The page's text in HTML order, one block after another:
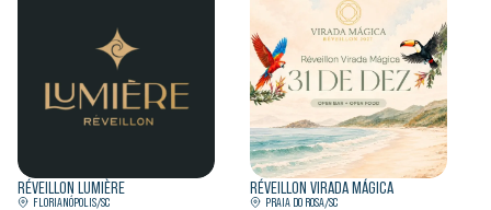
RÉVEILLON LUMIÈRE
FLORIANÓPOLIS/SC
RÉVEILLON VIRADA MÁGICA
PRAIA DO ROSA/SC